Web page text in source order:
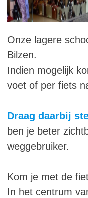
Onze lagere
Bilzen.
Indien mogelijk
voet of per fiets
Draag daarbij
ben je beter
weggebruiker.
Kom je met de
In het centrum